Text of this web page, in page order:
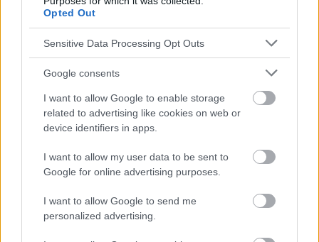
Opted Out
Sensitive Data Processing Opt Outs
Google consents
I want to allow Google to enable storage
related to advertising like cookies on web or
device identifiers in apps.
I want to allow my user data to be sent to
Google for online advertising purposes.
I want to allow Google to send me
personalized advertising.
un tube fin muni d'une caméra dans l'œsophage et
causés à la muqueuse de l'œsophage.
Un autre test efficace pour diagnostiquer le reflux
est lecontrôle du pHœsophagien (pH-métrie). Il
s'agit de l'un des tests les plus précis, qui mesure le
niveau d'acidité dans l'œsophage sur une période de
surveille les périodes où l'acide gastrique remonte